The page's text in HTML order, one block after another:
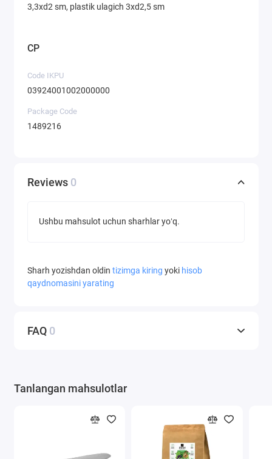
3,3xd2 sm, plastik ulagich 3xd2,5 sm
CP
Code IKPU
03924001002000000
Package Code
1489216
Reviews 0
Ushbu mahsulot uchun sharhlar yoʻq.
Sharh yozishdan oldin tizimga kiring yoki hisob
qaydnomasini yarating
FAQ 0
Tanlangan mahsulotlar